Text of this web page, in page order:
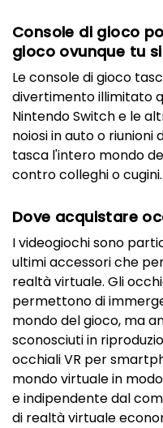
Console di gioco
gioco ovunque tu
Le console di gioco
divertimento illimitato
Nintendo Switch e le
noiosi in auto o
tasca l'intero mondo
contro colleghi o cugini.
Dove acquistare
I videogiochi sono
ultimi accessori che
realtà virtuale. Gli
permettono di
mondo del gioco, ma
sconosciuti in
occhiali VR per
mondo virtuale in
e indipendente dal
di realtà virtuale